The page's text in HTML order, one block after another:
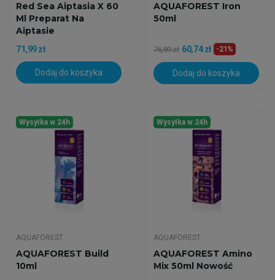
Red Sea Aiptasia X 60
Ml Preparat Na
Aiptasie
71,99 zł
Dodaj do koszyka
AQUAFOREST Iron
50ml
76,89 zł 60,74 zł -21%
Dodaj do koszyka
Wysyłka w 24h
AQUAFOREST
AQUAFOREST Build
10ml
Wysyłka w 24h
AQUAFOREST
AQUAFOREST Amino
Mix 50ml Nowość